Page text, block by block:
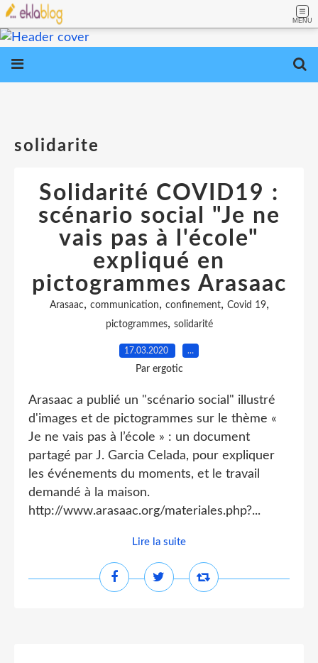
MENU
solidarite
Solidarité COVID19 :
scénario social "Je ne
vais pas à l'école"
expliqué en
pictogrammes Arasaac
Arasaac, communication, confinement, Covid 19,
pictogrammes, solidarité
17.03.2020 …
Par ergotic
Arasaac a publié un "scénario social" illustré
d'images et de pictogrammes sur le thème «
Je ne vais pas à l’école » : un document
partagé par J. Garcia Celada, pour expliquer
les événements du moments, et le travail
demandé à la maison.
http://www.arasaac.org/materiales.php?...
Lire la suite